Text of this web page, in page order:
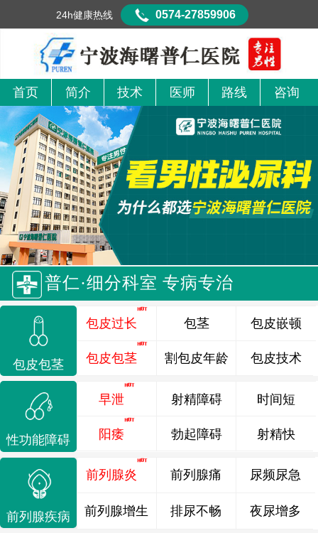
首页 简介 技术 医师 路线 咨询
普仁·细分科室 专病专治
包皮包茎
包皮过长
包皮包茎
包茎
割包皮年龄
包皮嵌顿
包皮技术
性功能障碍
早泄
阳痿
射精障碍
勃起障碍
时间短
射精快
前列腺疾病
前列腺炎 前列腺痛 尿频尿急
前列腺增生 排尿不畅 夜尿增多
24h健康热线 0574-27859906